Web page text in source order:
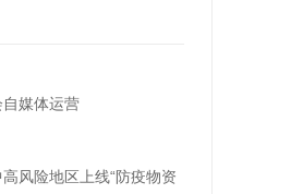
媒体运营
风险地区上线“防疫物资